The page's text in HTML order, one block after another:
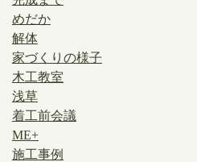
めだか
解体
家づくりの様子
木工教室
浅草
着工前会議
ME+
施工事例